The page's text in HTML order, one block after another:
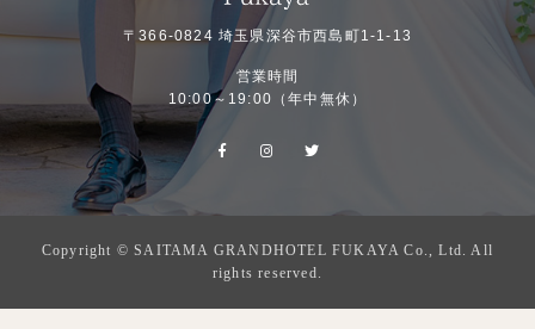
〒366-0824 埼玉県深谷市西島町1-1-13
営業時間
10:00～19:00（年中無休）
Copyright © SAITAMA GRANDHOTEL FUKAYA Co., Ltd. All
rights reserved.